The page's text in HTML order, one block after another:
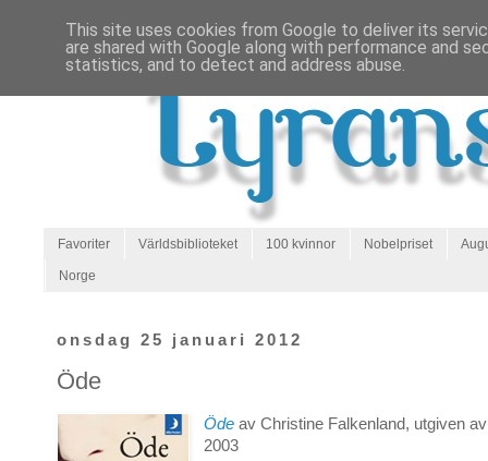
Favoriter Världsbiblioteket 100 kvinnor Nobelpriset
Norge
onsdag 25 januari 2012
Öde
Öde av Christine Falkenland, utgiven
2003
This site uses cookies from Google to deliver its
are shared with Google along with performance and
statistics, and to detect and address abuse.